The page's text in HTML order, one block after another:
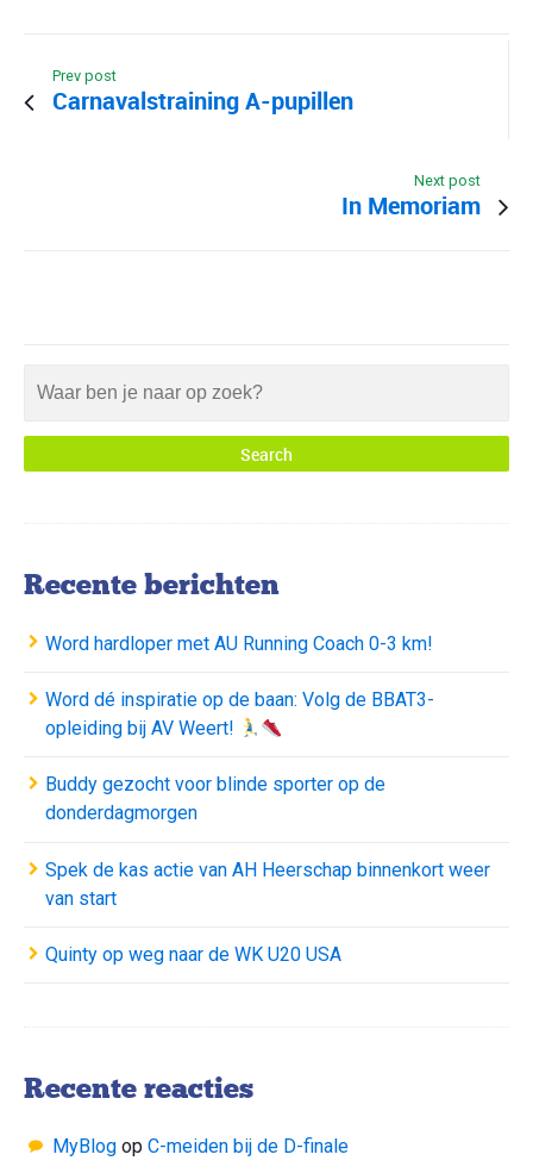
Prev post
Carnavalstraining A-pupillen
Next post
In Memoriam
Recente berichten
Word hardloper met AU Running Coach 0-3 km!
Word dé inspiratie op de baan: Volg de BBAT3-
opleiding bij AV Weert!
Buddy gezocht voor blinde sporter op de
donderdagmorgen
Spek de kas actie van AH Heerschap binnenkort weer
van start
Quinty op weg naar de WK U20 USA
Recente reacties
MyBlog op C-meiden bij de D-finale